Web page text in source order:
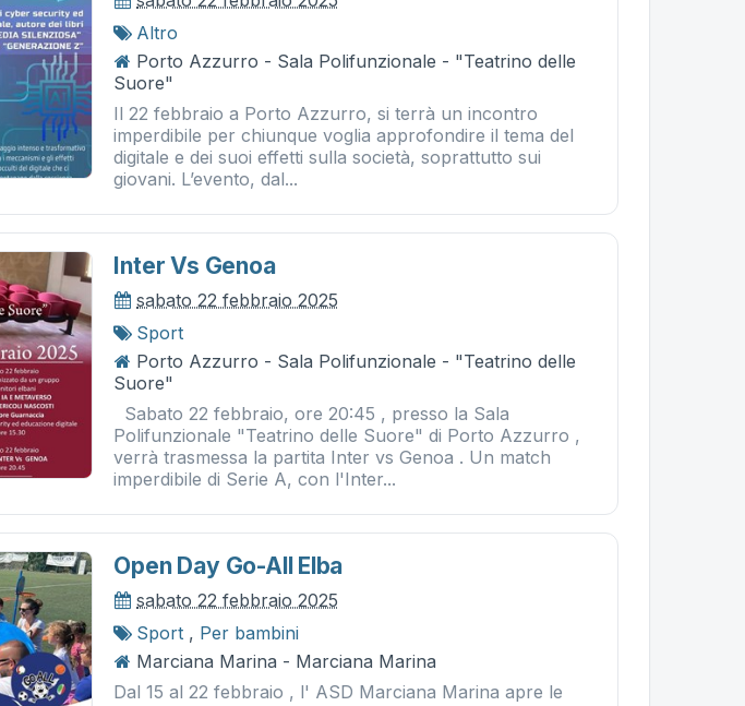
Altro
Porto Azzurro - Sala Polifunzionale - "Teatrino delle
Suore"
Il 22 febbraio a Porto Azzurro, si terrà un incontro
imperdibile per chiunque voglia approfondire il tema del
digitale e dei suoi effetti sulla società, soprattutto sui
giovani. L’evento, dal...
Inter Vs Genoa
sabato 22 febbraio 2025
Sport
Porto Azzurro - Sala Polifunzionale - "Teatrino delle
Suore"
Sabato 22 febbraio, ore 20:45 , presso la Sala
Polifunzionale "Teatrino delle Suore" di Porto Azzurro ,
verrà trasmessa la partita Inter vs Genoa . Un match
imperdibile di Serie A, con l'Inter...
Open Day Go-All Elba
sabato 22 febbraio 2025
Sport , Per bambini
Marciana Marina - Marciana Marina
Dal 15 al 22 febbraio , l' ASD Marciana Marina apre le